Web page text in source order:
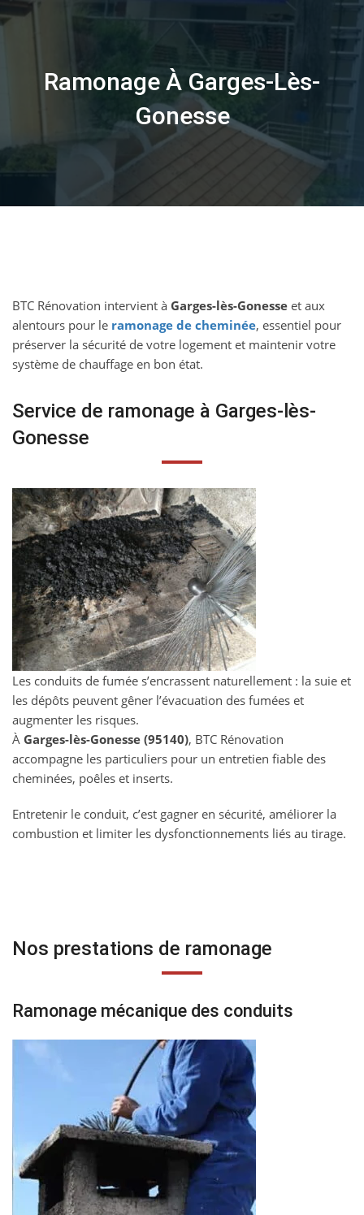
to
Ramonage À Garges-Lès-
Gonesse
BTC Rénovation intervient à Garges-lès-Gonesse et aux
alentours pour le ramonage de cheminée, essentiel pour
préserver la sécurité de votre logement et maintenir votre
système de chauffage en bon état.
Service de ramonage à Garges-lès-
Gonesse
Les conduits de fumée s’encrassent naturellement : la suie et
les dépôts peuvent gêner l’évacuation des fumées et
augmenter les risques.
À Garges-lès-Gonesse (95140), BTC Rénovation
accompagne les particuliers pour un entretien fiable des
cheminées, poêles et inserts.
Entretenir le conduit, c’est gagner en sécurité, améliorer la
combustion et limiter les dysfonctionnements liés au tirage.
Nos prestations de ramonage
Ramonage mécanique des conduits